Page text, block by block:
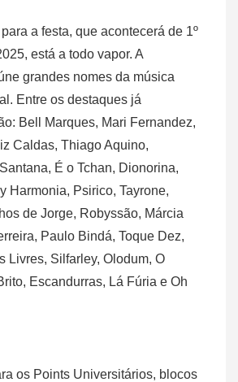
a festa, que acontecerá de 1º
está a todo vapor. A
grandes nomes da música
Entre os destaques já
Bell Marques, Mari Fernandez,
Caldas, Thiago Aquino,
É o Tchan, Dionorina,
Harmonia, Psirico, Tayrone,
de Jorge, Robyssão, Márcia
Paulo Bindá, Toque Dez,
Livres, Silfarley, Olodum, O
Escandurras, Lá Fúria e Oh
os Points Universitários, blocos